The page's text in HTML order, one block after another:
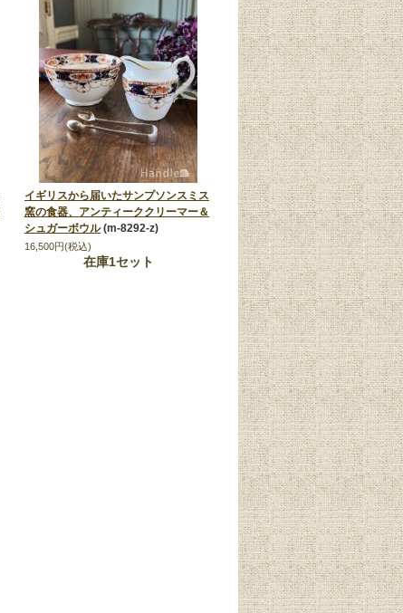
イギリスから届いたサンプソンスミス
窯の食器、アンティーククリーマー＆
シュガーボウル (m-8292-z)
16,500円(税込)
在庫1セット